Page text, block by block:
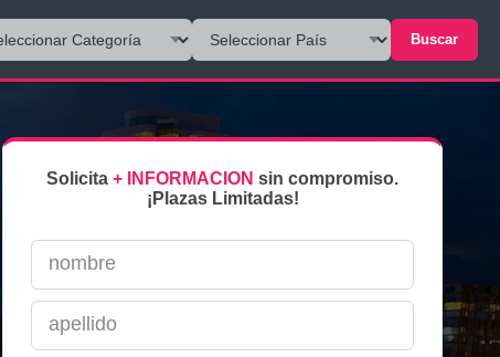
Buscar
Solicita + INFORMACION sin compromiso.
¡Plazas Limitadas!